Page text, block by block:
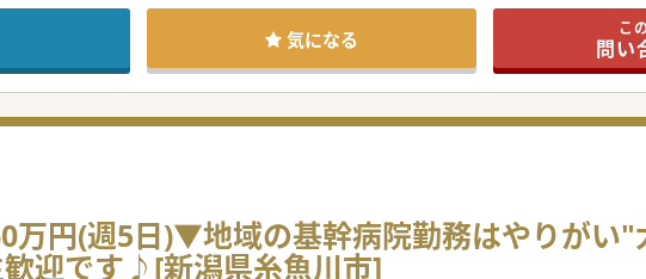
メです。
気になる こ
問い
万円(週5日)▼地域の基幹病院勤務はやりがい
迎です♪[新潟県糸魚川市]